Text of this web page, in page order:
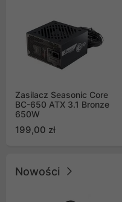
Zasilacz Seasonic Core
BC-650 ATX 3.1 Bronze
650W
199,00 zł
Nowości